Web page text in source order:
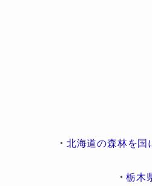
・ 北海道の森林を
・栃木